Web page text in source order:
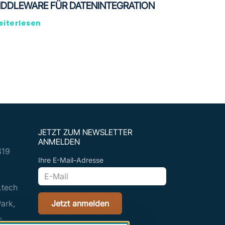
FÜR DATENINTEGRATION
Seite
JETZT ZUM NEWSLETTER
ANMELDEN
Ihre E-Mail-Adresse
Jetzt anmelden